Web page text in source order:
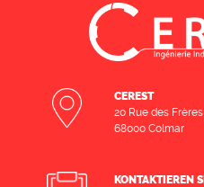
CEREST
20 Rue des
68000 Colmar
KONTAKTIEREN